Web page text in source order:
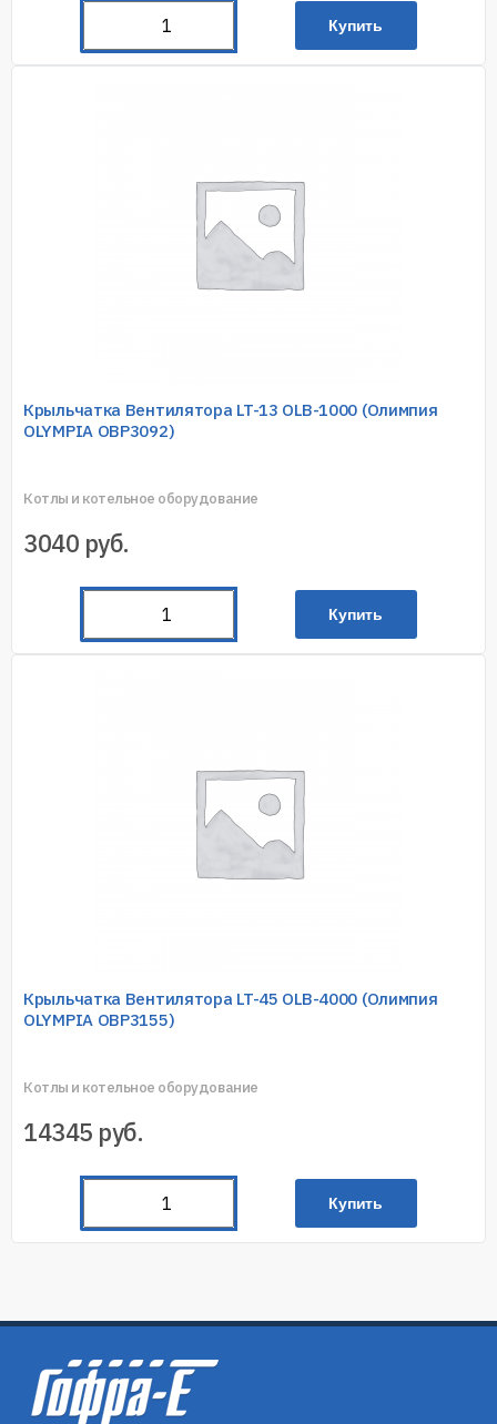
Купить
Крыльчатка Вентилятора LT-13 OLB-1000 (Олимпия
OLYMPIA OBP3092)
Котлы и котельное оборудование
3040 руб.
Купить
Крыльчатка Вентилятора LT-45 OLB-4000 (Олимпия
OLYMPIA OBP3155)
Котлы и котельное оборудование
14345 руб.
Купить